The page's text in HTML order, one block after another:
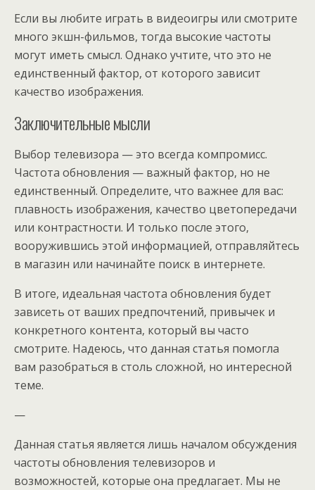
Если вы любите играть в видеоигры или смотрите
много экшн-фильмов, тогда высокие частоты
могут иметь смысл. Однако учтите, что это не
единственный фактор, от которого зависит
качество изображения.
Заключительные мысли
Выбор телевизора — это всегда компромисс.
Частота обновления — важный фактор, но не
единственный. Определите, что важнее для вас:
плавность изображения, качество цветопередачи
или контрастности. И только после этого,
вооружившись этой информацией, отправляйтесь
в магазин или начинайте поиск в интернете.
В итоге, идеальная частота обновления будет
зависеть от ваших предпочтений, привычек и
конкретного контента, который вы часто
смотрите. Надеюсь, что данная статья помогла
вам разобраться в столь сложной, но интересной
теме.
—
Данная статья является лишь началом обсуждения
частоты обновления телевизоров и
возможностей, которые она предлагает. Мы не